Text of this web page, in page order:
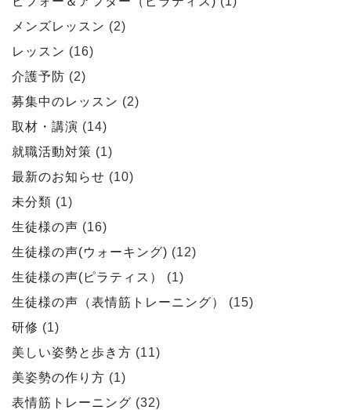
メンズレッスン (2)
レッスン (16)
介護予防 (2)
募集中のレッスン (2)
取材・講演 (14)
就職活動対策 (1)
最新のお知らせ (10)
未分類 (1)
生徒様の声 (16)
生徒様の声(ウォーキング) (12)
生徒様の声(ピラティス）
(1)
生徒様の声（表情筋トレーニング）
(15)
研修 (1)
美しい姿勢と歩き方 (11)
美姿勢の作り方 (1)
表情筋トレーニング (32)